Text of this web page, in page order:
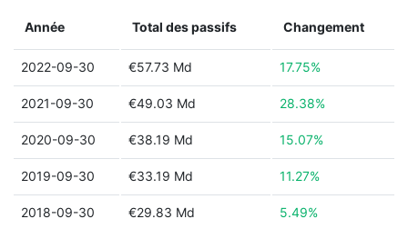
Année Total des passifs Changement
2022-09-30 €57.73 Md 17.75%
2021-09-30 €49.03 Md 28.38%
2020-09-30 €38.19 Md 15.07%
2019-09-30 €33.19 Md 11.27%
2018-09-30 €29.83 Md 5.49%